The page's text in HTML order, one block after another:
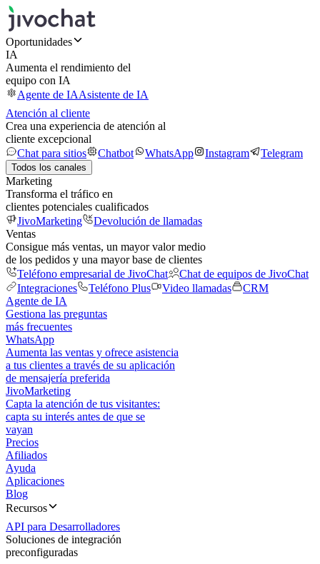
Oportunidades
IA
Aumenta el rendimiento del
equipo con IA
Agente de IAAsistente de IA
Atención al cliente
Crea una experiencia de atención al
cliente excepcional
Chat para sitios
Chatbot WhatsApp Instagram Telegram
Todos los canales
Marketing
Transforma el tráfico en
clientes potenciales cualificados
JivoMarketing
Devolución de llamadas
Ventas
Consigue más ventas, un mayor valor medio
de los pedidos y una mayor base de clientes
Teléfono empresarial de JivoChat
Chat de equipos de JivoChat
Integraciones
Teléfono Plus Video llamadas
CRM
Agente de IA
Gestiona las preguntas
más frecuentes
WhatsApp
Aumenta las ventas y ofrece asistencia
a tus clientes a través de su aplicación
de mensajería preferida
JivoMarketing
Capta la atención de tus visitantes:
capta su interés antes de que se
vayan
Precios
Afiliados
Ayuda
Aplicaciones
Blog
Recursos
API para Desarrolladores
Soluciones de integración
preconfiguradas